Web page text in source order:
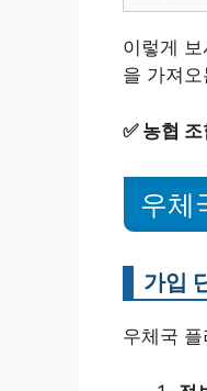
이렇게
을 가져
✅ 농협
우체
가입
우체국